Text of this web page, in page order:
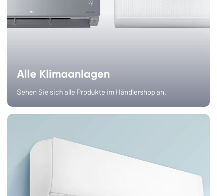
Alle Klimaanlagen
Sehen Sie sich alle Produkte im Händlershop an.